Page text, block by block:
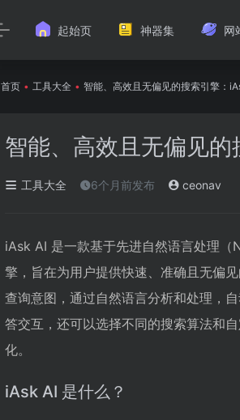
起始页 神器集 网
首页 • 工具大全 • 智能、高效且无偏见的搜索引擎：
智能、高效且无偏见
工具大全 6个月前发布 ceonav
iAsk AI 是一款基于先进自然语言处理
擎，旨在为用户提供快速、准确且无偏
查询意图，通过自然语言分析和处理，
答交互，还可以选择不同的搜索算法和
化。
iAsk AI 是什么？